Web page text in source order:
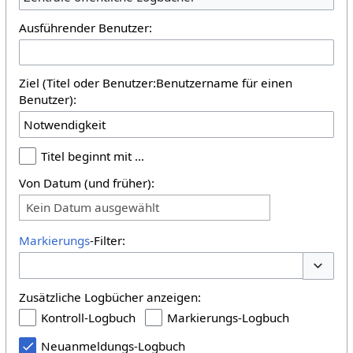
Ausführender Benutzer:
Ziel (Titel oder Benutzer:Benutzername für einen
Benutzer):
Titel beginnt mit …
Von Datum (und früher):
Kein Datum ausgewählt
Markierungs-Filter:
Zusätzliche Logbücher anzeigen:
Kontroll-Logbuch
Markierungs-Logbuch
Neuanmeldungs-Logbuch